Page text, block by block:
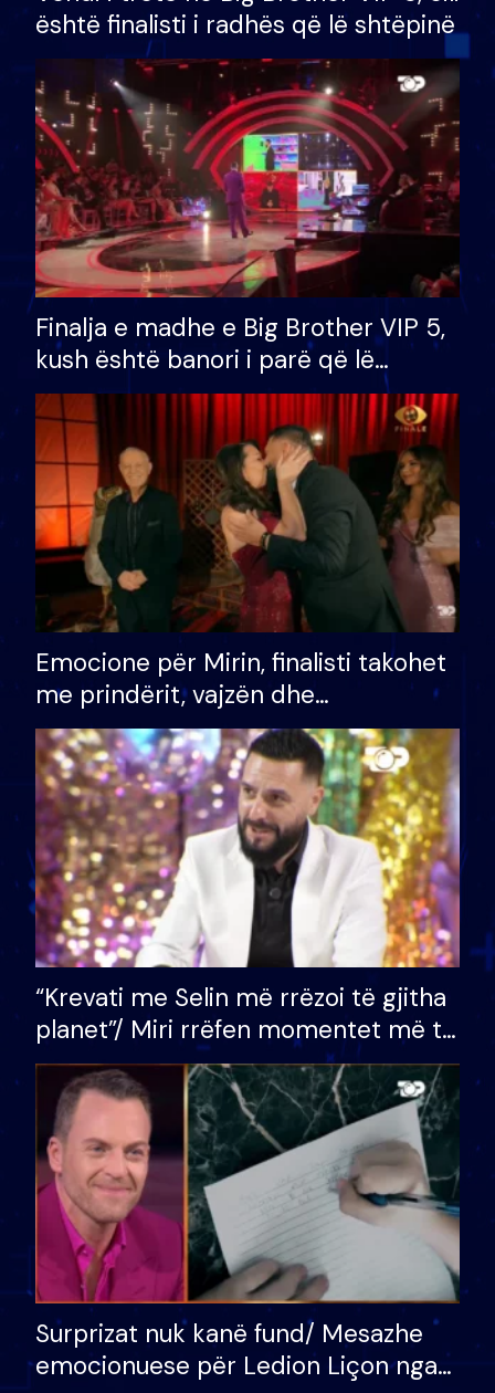
është finalisti i radhës që lë shtëpinë
Finalja e madhe e Big Brother VIP 5,
kush është banori i parë që lë
shtëpinë dhe humb mundësinë për
të fituar çmimin e madh
Emocione për Mirin, finalisti takohet
me prindërit, vajzën dhe
bashkëshorten: S’kemi ndonjë letër
divorci apo jo?
“Krevati me Selin më rrëzoi të gjitha
planet”/ Miri rrëfen momentet më të
bukura në shtëpinë e BB VIP: Do më
mungojë zilja e mëngjesit kur…
Surprizat nuk kanë fund/ Mesazhe
emocionuese për Ledion Liçon nga